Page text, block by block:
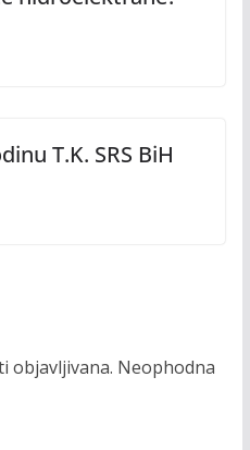
T.K. SRS BiH
objavljivana. Neophodna